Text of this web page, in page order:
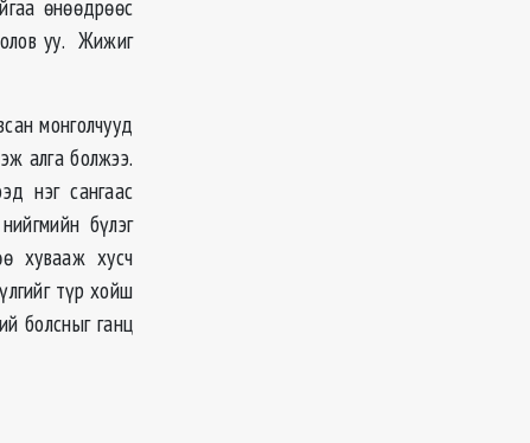
өнөөдрөөс
уу. Жижиг
монголчууд
алга болжээ.
нэг сангаас
бүлэг
хувааж хусч
түр хойш
болсныг ганц